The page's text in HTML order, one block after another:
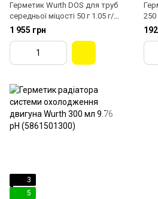
Герметик Wurth DOS для труб
середньої міцості 50 г 1.05 г/
см³ (0893577050)
1 955 грн
250
см³
3
5